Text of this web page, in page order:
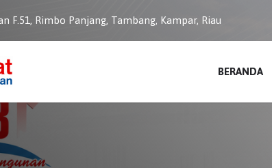
F.51, Rimbo Panjang, Tambang, Kampar, Riau
BERANDA